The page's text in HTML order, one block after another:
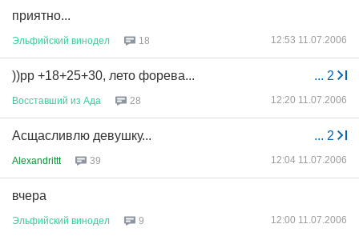
приятно...
Эльфийский винодел 18 12:53 11.07.2006
... 2
))рр +18+25+30, лето форева...
Восставший из Ада 28 12:20 11.07.2006
... 2
Асщасливлю девушку...
Alexandrittt 39 12:04 11.07.2006
вчера
Эльфийский винодел 9 12:00 11.07.2006